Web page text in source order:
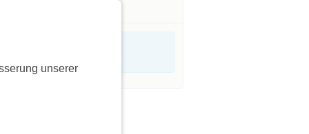
unserer